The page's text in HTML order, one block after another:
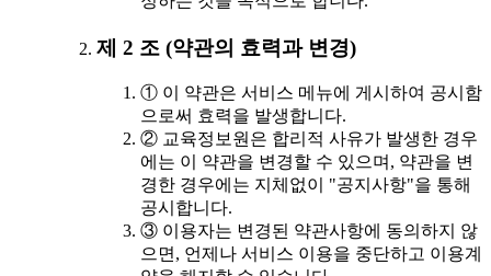
제 2 조 (약관의 효력과 변경)
① 이 약관은 서비스 메뉴에 게시하여 공시함
으로써 효력을 발생합니다.
② 교육정보원은 합리적 사유가 발생한 경우
에는 이 약관을 변경할 수 있으며, 약관을 변
경한 경우에는 지체없이 "공지사항"을 통해
공시합니다.
③ 이용자는 변경된 약관사항에 동의하지 않
으면, 언제나 서비스 이용을 중단하고 이용계